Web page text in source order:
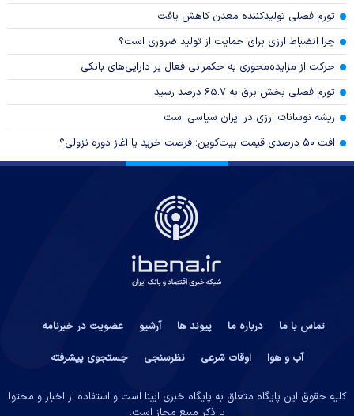
تورم فصلی تولیدکننده معدن کاهش یافت
چرا انضباط ارزی برای حمایت از تولید ضروری است؟
حرکت از مزایده‌محوری به حکمرانی فعال بر دارایی‌های بانکی
تورم فصلی بخش برق به ۶۵.۷ درصد رسید
ریشه نوسانات ارزی در ایران سیاسی است
افت ۵۰ درصدی قیمت بیت‌کوین؛ فرصت خرید یا آغاز دوره نزولی؟
تماس با ما درباره ما پیوند ها آرشیو
عضویت در خبرنامه
آب و هوا
اوقات شرعی نظرسنجی جستجوی پیشرفته
کلیه حقوق این پایگاه متعلق به پایگاه خبری ایبِنا است و استفاده از اخبار و محتوا
با ذکر منبع مجاز است.